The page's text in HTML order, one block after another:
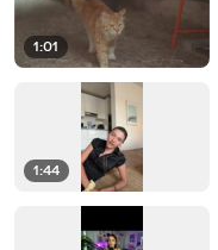
1:01
1:44